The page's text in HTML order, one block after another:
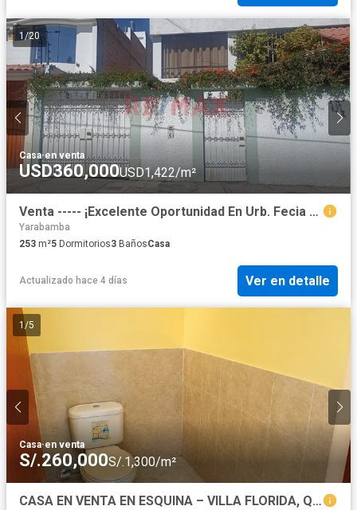
1 /20
Casa·en venta
USD360,000USD1,422/m²
Venta ----- ¡Excelente Oportunidad En Urb. Fecia – José Luis Bustamante Y Rivero! ✨🏡
Yarabamba
253 m²5 Dormitorios3 BañosCasa
Actualizado hace 4 días Ver en detalle
1 /5
Casa·en venta
S/.260,000S/.1,300/m²
CASA EN VENTA EN ESQUINA – VILLA FLORIDA, QUEQUEÑA